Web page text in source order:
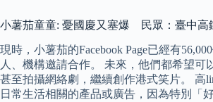
小薯茄童童: 憂國慶又塞爆 民眾：臺中高
現時，小薯茄的Facebook Page已經有
人、機構邀請合作。 未來，他們都希望可
甚至拍攝網絡劇，繼續創作港式笑片。 高
日常生活相關的產品或廣告，因為特別「